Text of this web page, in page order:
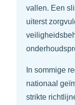
vallen. Een
uiterst
In sommige
nationaal
strikte